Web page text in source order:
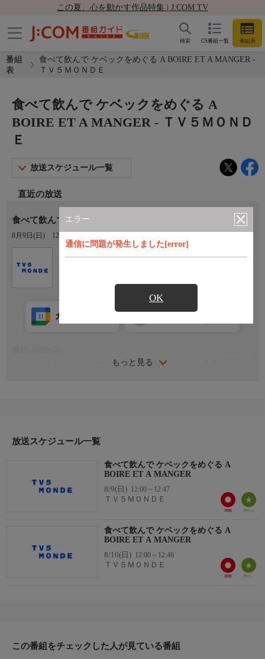
この夏、心を動かす作品特集 | J:COM TV
CS番組一覧 番組表
検索
番組
表
食べて飲んで ケベックをめぐる A BOIRE ET A MANGER -
ＴＶ５ＭＯＮＤＥ
エラー
通信に問題が発生しました[error]
OK
食べて飲んで ケベックをめぐる A
BOIRE ET A MANGER - ＴＶ５ＭＯＮＤ
Ｅ
放送スケジュール一覧
直近の放送
食べて飲んで ケベックをめぐる A BOIRE ET A MANGER
8月9日(日) 12:00〜12:47
もっと見る
カレンダー登録
リンセイとレミ＝ピエール、ヴァネッサがケベック各地を巡り、
監督：グザヴィエ・アヴィトフ、クロエ・メルシエ、エステー
制作国：カナダ（2022年）
放送スケジュール一覧
食べて飲んで ケベックをめぐる A
BOIRE ET A MANGER
8/9(日) 12:00～12:47
ＴＶ５ＭＯＮＤＥ
食べて飲んで ケベックをめぐる A
BOIRE ET A MANGER
8/16(日) 12:00～12:46
ＴＶ５ＭＯＮＤＥ
この番組をチェックした人が見ている番組